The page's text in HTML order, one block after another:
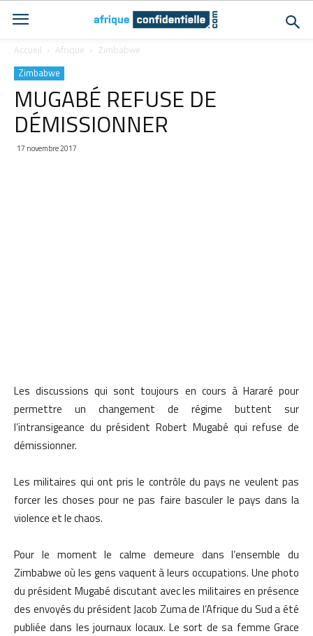
Accueil Afrique Zimbabwe
Zimbabwe
MUGABÉ REFUSE DE
DÉMISSIONNER
17 novembre 2017
Les discussions qui sont toujours en cours à Hararé pour
permettre un changement de régime buttent sur
l’intransigeance du président Robert Mugabé qui refuse de
démissionner.
Les militaires qui ont pris le contrôle du pays ne veulent pas
forcer les choses pour ne pas faire basculer le pays dans la
violence et le chaos.
Pour le moment le calme demeure dans l’ensemble du
Zimbabwe où les gens vaquent à leurs occupations. Une photo
du président Mugabé discutant avec les militaires en présence
des envoyés du président Jacob Zuma de l’Afrique du Sud a été
publiée dans les journaux locaux. Le sort de sa femme Grace